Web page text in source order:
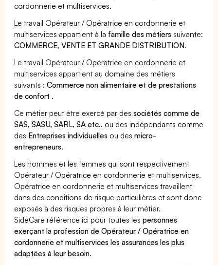
cordonnerie et multiservices.
Le travail Opérateur / Opératrice en cordonnerie et
multiservices appartient à la famille des métiers suivante:
COMMERCE, VENTE ET GRANDE DISTRIBUTION.
Le travail Opérateur / Opératrice en cordonnerie et
multiservices appartient au domaine des métiers
suivants :Commerce non alimentaire et de prestations
de confort .
Ce métier peut être exercé par dessociétés comme de
SAS, SASU, SARL, SA etc.. ou des indépendants comme
des Entreprises individuelles ou desmicro-
entrepreneurs.
Les hommes et les femmes qui sont respectivement
Opérateur / Opératrice en cordonnerie et multiservices,
Opératrice en cordonnerie et multiservices travaillent
dans des conditions de risque particulières et sont donc
exposés à des risques propres à leur métier.
SideCare référence ici pour toutes lespersonnes
exerçant la profession de Opérateur / Opératrice en
cordonnerie et multiservices les assurances les plus
adaptées à leur besoin.